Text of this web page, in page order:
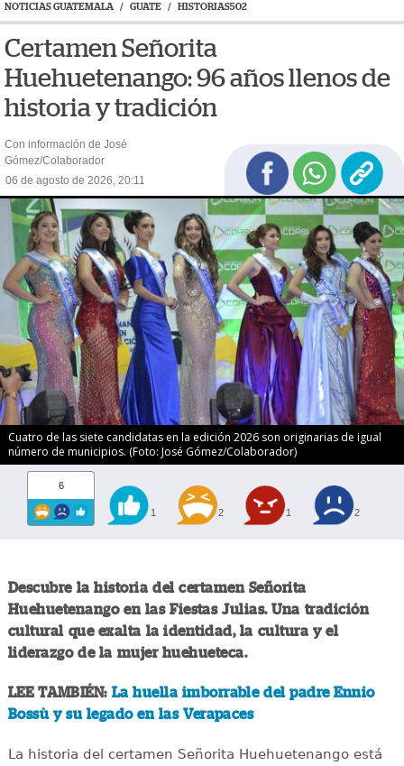
NOTICIAS GUATEMALA / GUATE / HISTORIAS502
Certamen Señorita
Huehuetenango: 96 años llenos de
historia y tradición
Con información de José
Gómez/Colaborador
06 de agosto de 2026, 20:11
Cuatro de las siete candidatas en la edición 2026 son originarias de igual
número de municipios. (Foto: José Gómez/Colaborador)
6
1 2 1 2
Descubre la historia del certamen Señorita
Huehuetenango en las Fiestas Julias. Una tradición
cultural que exalta la identidad, la cultura y el
liderazgo de la mujer huehueteca.
LEE TAMBIÉN: La huella imborrable del padre Ennio
Bossù y su legado en las Verapaces
La historia del certamen Señorita Huehuetenango está